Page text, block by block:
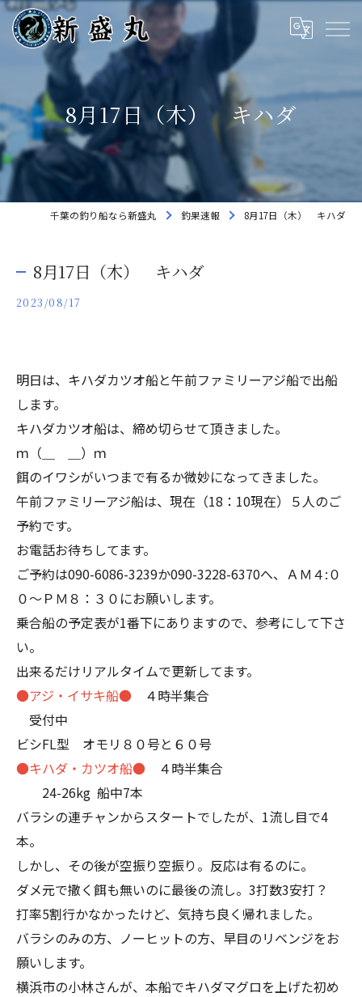
8月17日（木） キハダ
千葉の釣り船なら新盛丸 釣果速報 8月17日（木） キハダ
8月17日（木） キハダ
2023/08/17
明日は、キハダカツオ船と午前ファミリーアジ船で出船
します。
キハダカツオ船は、締め切らせて頂きました。
ｍ（＿ ＿）ｍ
餌のイワシがいつまで有るか微妙になってきました。
午前ファミリーアジ船は、現在（18：10現在）５人のご
予約です。
お電話お待ちしてます。
ご予約は090-6086-3239か090-3228-6370へ、ＡＭ４:０
０～ＰＭ８：３０にお願いします。
乗合船の予定表が1番下にありますので、参考にして下さ
い。
出来るだけリアルタイムで更新してます。
●アジ・イサキ船● ４時半集合
受付中
ビシFL型 オモリ８０号と６０号
●キハダ・カツオ船● ４時半集合
24-26kg 船中7本
バラシの連チャンからスタートでしたが、1流し目で4
本。
しかし、その後が空振り空振り。反応は有るのに。
ダメ元で撒く餌も無いのに最後の流し。3打数3安打？
打率5割行かなかったけど、気持ち良く帰れました。
バラシのみの方、ノーヒットの方、早目のリベンジをお
願いします。
横浜市の小林さんが、本船でキハダマグロを上げた初め